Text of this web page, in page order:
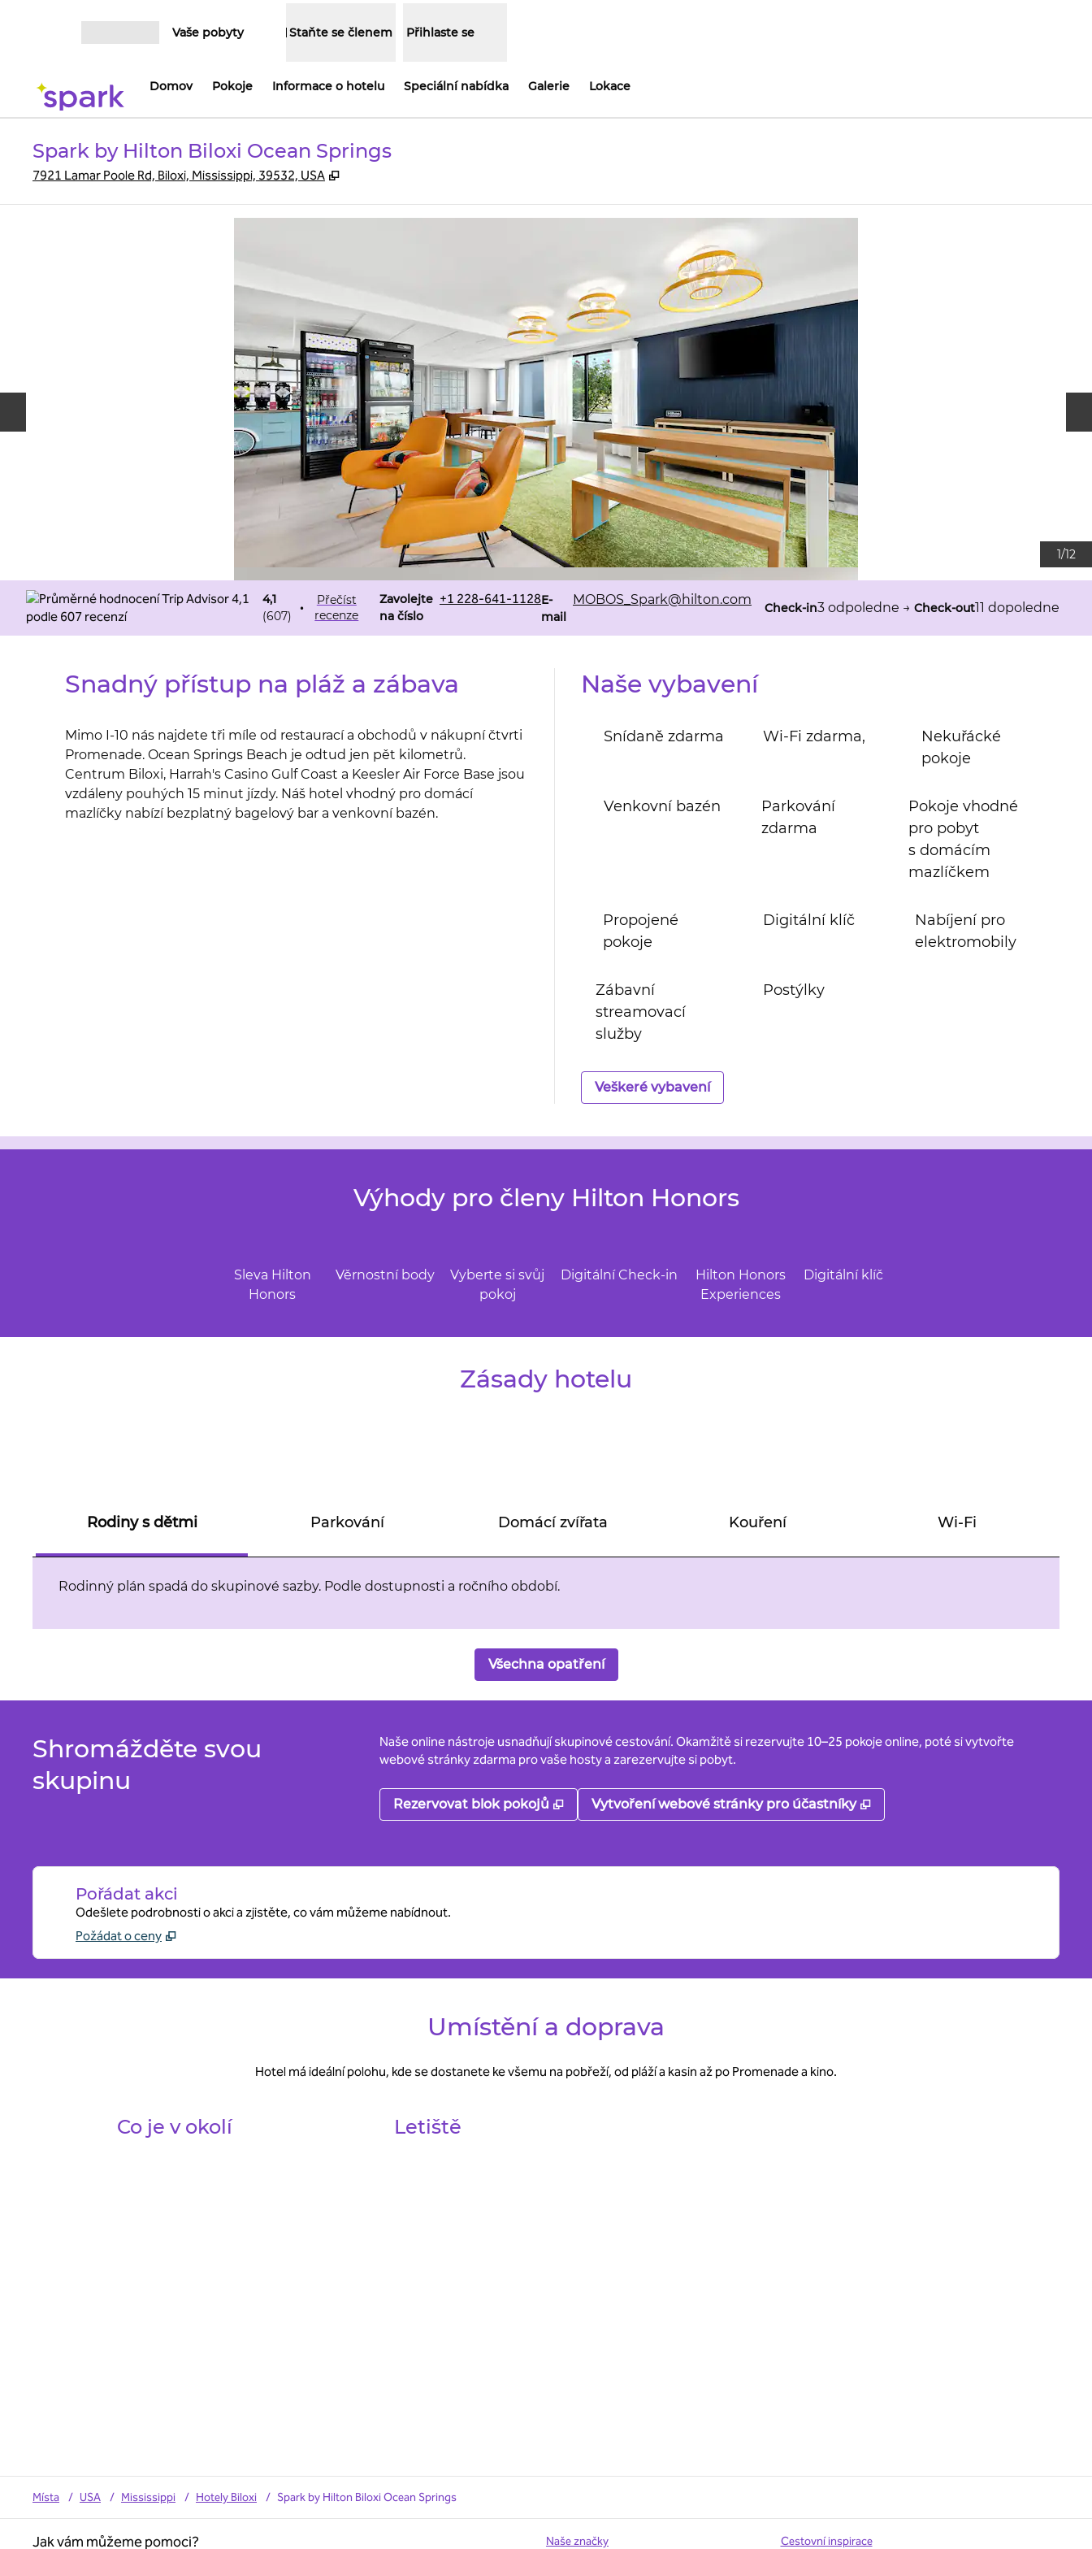
Vaše pobyty Staňte se členem Přihlaste se
Domov Pokoje Informace o hotelu Speciální nabídka Galerie Lokace
Spark by Hilton Biloxi Ocean Springs
7921 Lamar Poole Rd, Biloxi, Mississippi, 39532, USA ,
1/12
4,1
(607)
•
Přečíst
recenze
Zavolejte
na číslo
Volejte +1 228-641-1128E-
mail
Email MOBOS_Spark@hilton.com
Check-in3 odpoledne → Check-out11 dopoledne
Snadný přístup na pláž a zábava
Mimo I-10 nás najdete tři míle od restaurací a obchodů v nákupní čtvrti
Promenade. Ocean Springs Beach je odtud jen pět kilometrů.
Centrum Biloxi, Harrah's Casino Gulf Coast a Keesler Air Force Base jsou
vzdáleny pouhých 15 minut jízdy. Náš hotel vhodný pro domácí
mazlíčky nabízí bezplatný bagelový bar a venkovní bazén.
Naše vybavení
Snídaně zdarma Wi-Fi zdarma,
Nekuřácké
pokoje
Venkovní bazén
Parkování
zdarma
Pokoje vhodné
pro pobyt
s domácím
mazlíčkem
Propojené
pokoje
Digitální klíč
Nabíjení pro
elektromobily
Zábavní
streamovací
služby
Postýlky
Veškeré vybavení
Výhody pro členy Hilton Honors
Sleva Hilton
Honors
Věrnostní body
Vyberte si svůj
pokoj
Digitální Check-in
Hilton Honors
Experiences
Digitální klíč
Zásady hotelu
Rodiny s dětmi Parkování Domácí zvířata Kouření Wi-Fi
Rodinný plán spadá do skupinové sazby. Podle dostupnosti a ročního období.
Všechna opatření
Shromážděte svou
skupinu
Naše online nástroje usnadňují skupinové cestování. Okamžitě si rezervujte 10–25 pokoje online, poté si vytvořte
webové stránky zdarma pro vaše hosty a zarezervujte si pobyt.
Rezervovat blok pokojů , Otevře se na nové kartě
Vytvoření webové stránky pro účastníky ,
Pořádat akci
Odešlete podrobnosti o akci a zjistěte, co vám můžeme nabídnout.
Požádat o ceny
Umístění a doprava
Hotel má ideální polohu, kde se dostanete ke všemu na pobřeží, od pláží a kasin až po Promenade a kino.
Co je v okolí Letiště
Místa / USA / Mississippi / Hotely Biloxi / Spark by Hilton Biloxi Ocean Springs
Jak vám můžeme pomoci? Naše značky Cestovní inspirace